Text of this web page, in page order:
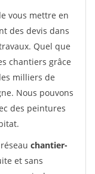
vous mettre en
des devis dans
Quel que
chantiers grâce
milliers de
Nous pouvons
des peintures
chantier-
et sans